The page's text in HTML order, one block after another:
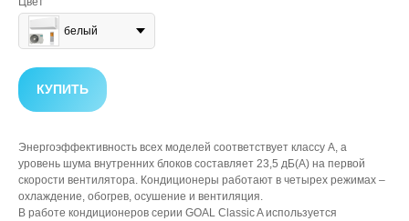
белый
КУПИТЬ
Энергоэффективность всех моделей соответствует классу А, а
уровень шума внутренних блоков составляет 23,5 дБ(А) на первой
скорости вентилятора. Кондиционеры работают в четырех режимах –
охлаждение, обогрев, осушение и вентиляция.
В работе кондиционеров серии GOAL Classic A используется